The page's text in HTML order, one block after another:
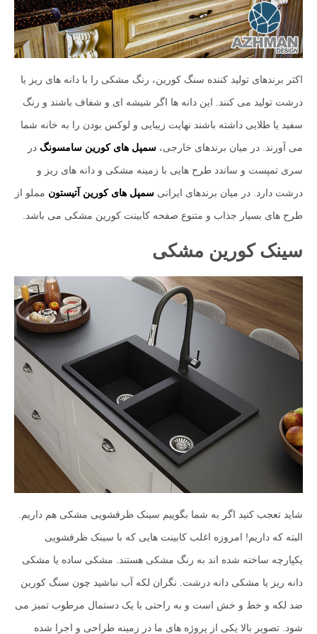
اکثر برندهای تولید کننده سنگ کورین، رنگ مشکی را با دانه های ریز یا
درشت تولید می کنند. این دانه ها اگر شیشه ای و شفاف باشند و رنگ
سفید یا طلایی داشته باشند نهایت زیبایی و لوکس بودن را به خانه شما
می آورند. در میان برندهای خارجی، سمپل های کورین سامسونگ در
سری تمپست و ساندد طرح هایی با زمینه مشکی و دانه های ریز و
درشت دارد. در میان برندهای ایرانی سمپل های کورین آتیستون مملو از
طرح های بسیار جذاب و متنوع صفحه کابینت کورین مشکی می باشد.
سینک کورین مشکی
شاید تعجب کنید اگر به شما بگوییم سینک ظرفشویی مشکی هم داریم.
البته که داریم! امروزه اغلب کابینت هایی که با سینک ظرفشویی
یکپارچه ساخته شده اند به رنگ مشکی هستند. مشکی ساده یا مشکی
دانه ریز یا مشکی دانه درشت. نگران لکه آب نباشید چون سنگ کورین
ضد لکه و خط و خش است و به راحتی با یک دستمال مرطوب تمیز می
شود. تصویر بالا یکی از پروژه های ما در زمینه طراحی و اجرا شده